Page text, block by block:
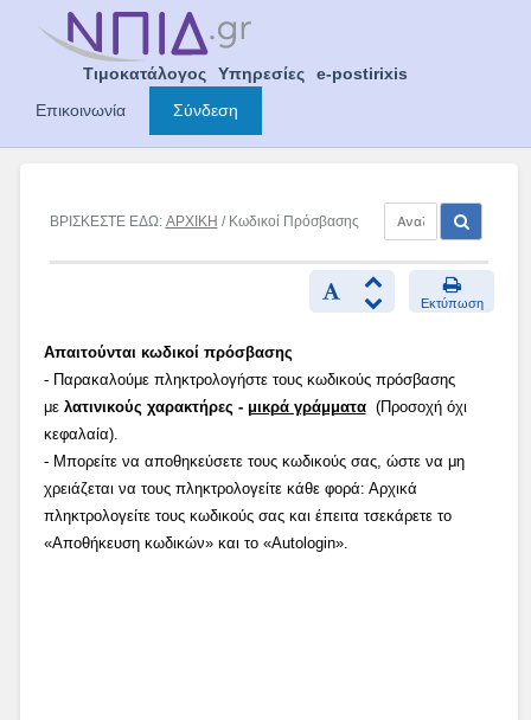
Τιμοκατάλογος Υπηρεσίες
e-postirixis
Επικοινωνία
Σύνδεση
ΒΡΙΣΚΕΣΤΕ ΕΔΩ: ΑΡΧΙΚΗ / Κωδικοί Πρόσβασης
Εκτύπωση
Απαιτούνται κωδικοί πρόσβασης
- Παρακαλούμε πληκτρολογήστε τους κωδικούς πρόσβασης
με λατινικούς χαρακτήρες - μικρά γράμματα(Προσοχή όχι
κεφαλαία).
- Μπορείτε να αποθηκεύσετε τους κωδικούς σας, ώστε να μη
χρειάζεται να τους πληκτρολογείτε κάθε φορά: Αρχικά
πληκτρολογείτε τους κωδικούς σας και έπειτα τσεκάρετε το
«Αποθήκευση κωδικών» και το «Autologin».